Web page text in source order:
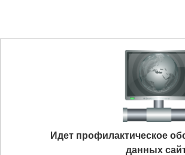
Идет профилактическое
данных